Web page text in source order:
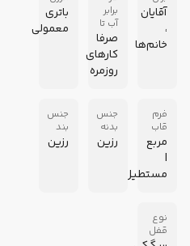
آقایان
،
خانم‌ها
برابر
آب تا
صرفا
کارهای
روزمره
باتری
معمولی
فرم
قاب
مربع
|
مستطیل
جنس
بدنه
رزین
جنس
بند
رزین
نوع
قفل